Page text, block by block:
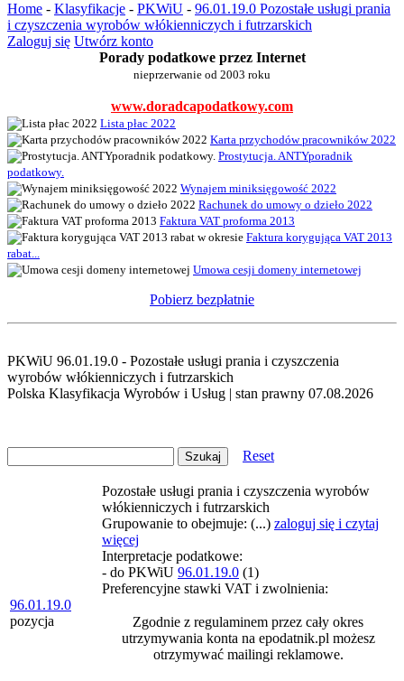
Home - Klasyfikacje - PKWiU - 96.01.19.0 Pozostałe usługi prania
i czyszczenia wyrobów włókienniczych i futrzarskich
Zaloguj się Utwórz konto
Porady podatkowe przez Internet
nieprzerwanie od 2003 roku
www.doradcapodatkowy.com
Lista płac 2022
Karta przychodów pracowników 2022
Prostytucja. ANTYporadnik
podatkowy.
Wynajem miniksięgowość 2022
Rachunek do umowy o dzieło 2022
Faktura VAT proforma 2013
Faktura korygująca VAT 2013
rabat...
Umowa cesji domeny internetowej
Pobierz bezpłatnie
PKWiU 96.01.19.0 - Pozostałe usługi prania i czyszczenia
wyrobów włókienniczych i futrzarskich
Polska Klasyfikacja Wyrobów i Usług | stan prawny 07.08.2026
Reset
96.01.19.0
pozycja
Pozostałe usługi prania i czyszczenia wyrobów
włókienniczych i futrzarskich
Grupowanie to obejmuje: (...) zaloguj się i czytaj
więcej
Interpretacje podatkowe:
- do PKWiU 96.01.19.0 (1)
Preferencyjne stawki VAT i zwolnienia:
Zgodnie z regulaminem przez cały okres
utrzymywania konta na epodatnik.pl możesz
otrzymywać mailingi reklamowe.